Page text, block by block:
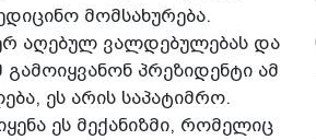
მომსახურება.
აღებულ ვალდებულებას და
პრეზიდენტი ამ
ეს არის საპატიმრო.
ეს მექანიზმი, რომელიც